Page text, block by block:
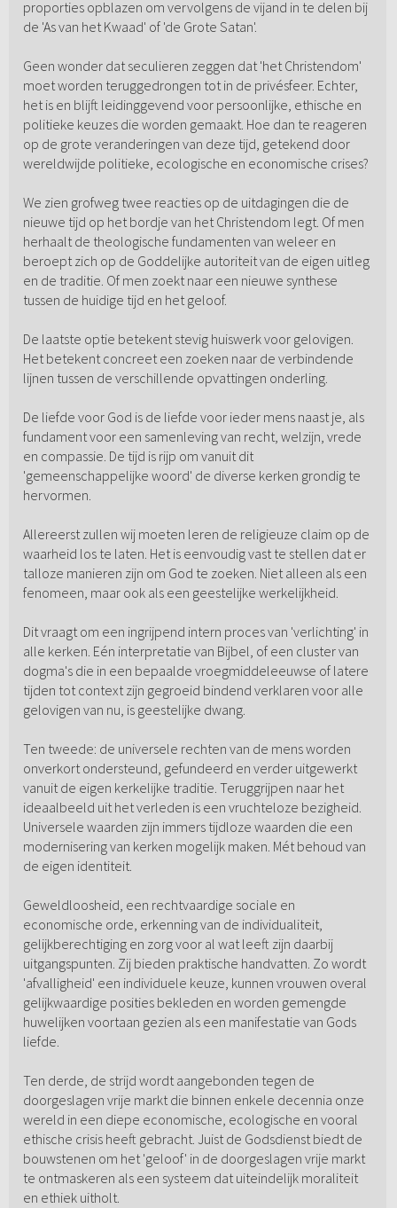
proporties opblazen om vervolgens de vijand in te delen bij
de 'As van het Kwaad' of 'de Grote Satan'.
Geen wonder dat seculieren zeggen dat 'het Christendom'
moet worden teruggedrongen tot in de privésfeer. Echter,
het is en blijft leidinggevend voor persoonlijke, ethische en
politieke keuzes die worden gemaakt. Hoe dan te reageren
op de grote veranderingen van deze tijd, getekend door
wereldwijde politieke, ecologische en economische crises?
We zien grofweg twee reacties op de uitdagingen die de
nieuwe tijd op het bordje van het Christendom legt. Of men
herhaalt de theologische fundamenten van weleer en
beroept zich op de Goddelijke autoriteit van de eigen uitleg
en de traditie. Of men zoekt naar een nieuwe synthese
tussen de huidige tijd en het geloof.
De laatste optie betekent stevig huiswerk voor gelovigen.
Het betekent concreet een zoeken naar de verbindende
lijnen tussen de verschillende opvattingen onderling.
De liefde voor God is de liefde voor ieder mens naast je, als
fundament voor een samenleving van recht, welzijn, vrede
en compassie. De tijd is rijp om vanuit dit
'gemeenschappelijke woord' de diverse kerken grondig te
hervormen.
Allereerst zullen wij moeten leren de religieuze claim op de
waarheid los te laten. Het is eenvoudig vast te stellen dat er
talloze manieren zijn om God te zoeken. Niet alleen als een
fenomeen, maar ook als een geestelijke werkelijkheid.
Dit vraagt om een ingrijpend intern proces van 'verlichting' in
alle kerken. Eén interpretatie van Bijbel, of een cluster van
dogma's die in een bepaalde vroegmiddeleeuwse of latere
tijden tot context zijn gegroeid bindend verklaren voor alle
gelovigen van nu, is geestelijke dwang.
Ten tweede: de universele rechten van de mens worden
onverkort ondersteund, gefundeerd en verder uitgewerkt
vanuit de eigen kerkelijke traditie. Teruggrijpen naar het
ideaalbeeld uit het verleden is een vruchteloze bezigheid.
Universele waarden zijn immers tijdloze waarden die een
modernisering van kerken mogelijk maken. Mét behoud van
de eigen identiteit.
Geweldloosheid, een rechtvaardige sociale en
economische orde, erkenning van de individualiteit,
gelijkberechtiging en zorg voor al wat leeft zijn daarbij
uitgangspunten. Zij bieden praktische handvatten. Zo wordt
'afvalligheid' een individuele keuze, kunnen vrouwen overal
gelijkwaardige posities bekleden en worden gemengde
huwelijken voortaan gezien als een manifestatie van Gods
liefde.
Ten derde, de strijd wordt aangebonden tegen de
doorgeslagen vrije markt die binnen enkele decennia onze
wereld in een diepe economische, ecologische en vooral
ethische crisis heeft gebracht. Juist de Godsdienst biedt de
bouwstenen om het 'geloof' in de doorgeslagen vrije markt
te ontmaskeren als een systeem dat uiteindelijk moraliteit
en ethiek uitholt.